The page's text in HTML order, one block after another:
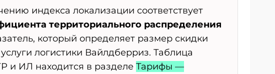
индекса локализации соответствует
территориального распределения
который определяет размер скидки
логистики Вайлдберриз. Таблица
и ИЛ находится в разделе Тарифы —